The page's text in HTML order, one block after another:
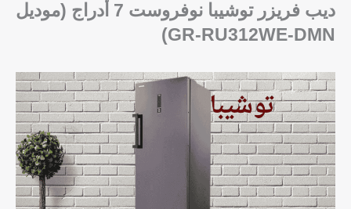
ديب فريزر توشيبا نوفروست 7 أدراج (موديل
GR-RU312WE-DMN)